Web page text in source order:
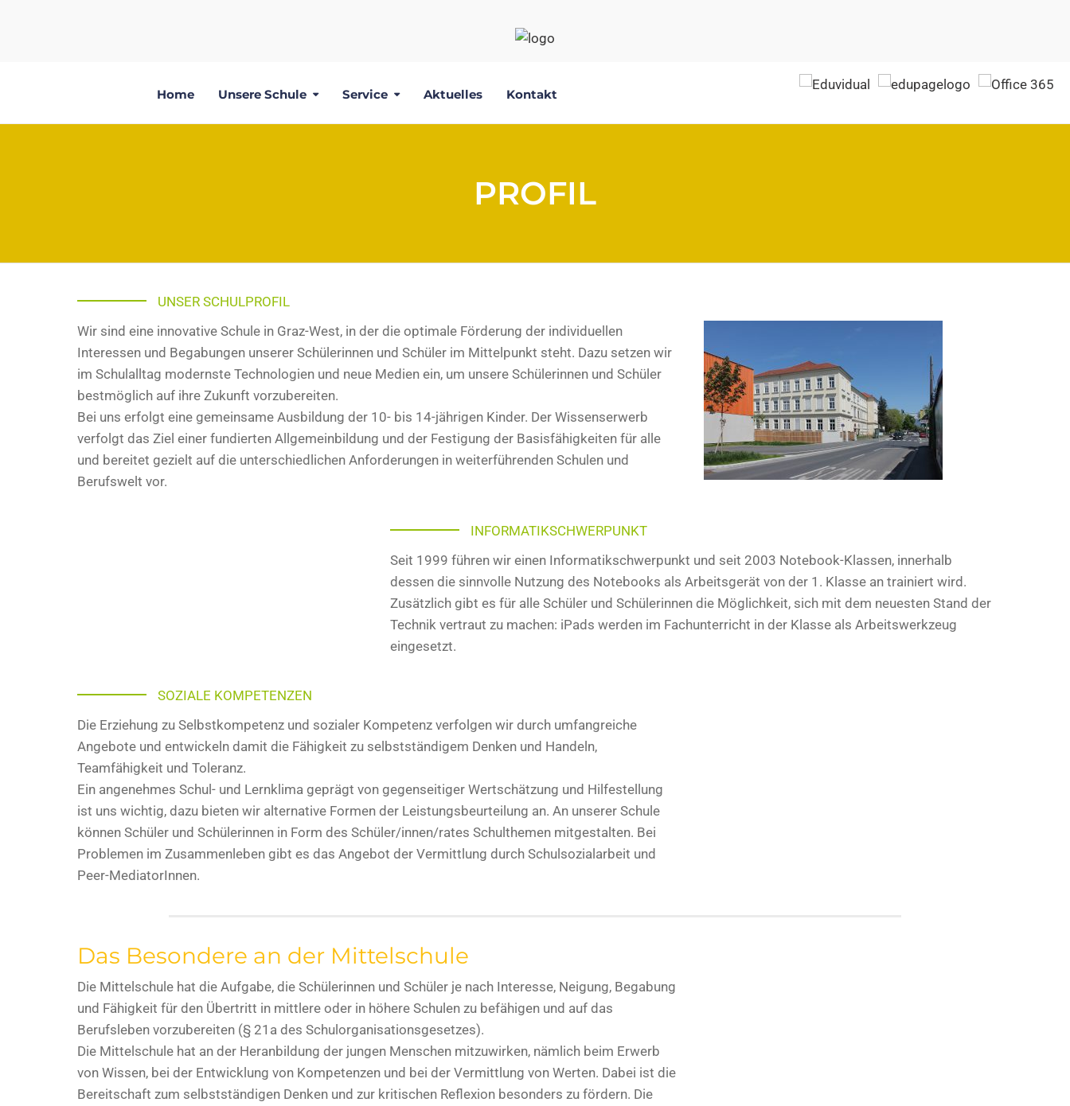
Home Unsere Schule Service Aktuelles Kontakt
PROFIL
UNSER SCHULPROFIL
Wir sind eine innovative Schule in Graz-West, in der die optimale Förderung der individuellen
Interessen und Begabungen unserer Schülerinnen und Schüler im Mittelpunkt steht. Dazu setzen wir
im Schulalltag modernste Technologien und neue Medien ein, um unsere Schülerinnen und Schüler
bestmöglich auf ihre Zukunft vorzubereiten.
Bei uns erfolgt eine gemeinsame Ausbildung der 10- bis 14-jährigen Kinder. Der Wissenserwerb
verfolgt das Ziel einer fundierten Allgemeinbildung und der Festigung der Basisfähigkeiten für alle
und bereitet gezielt auf die unterschiedlichen Anforderungen in weiterführenden Schulen und
Berufswelt vor.
INFORMATIKSCHWERPUNKT
Seit 1999 führen wir einen Informatikschwerpunkt und seit 2003 Notebook-Klassen, innerhalb
dessen die sinnvolle Nutzung des Notebooks als Arbeitsgerät von der 1. Klasse an trainiert wird.
Zusätzlich gibt es für alle Schüler und Schülerinnen die Möglichkeit, sich mit dem neuesten Stand der
Technik vertraut zu machen: iPads werden im Fachunterricht in der Klasse als Arbeitswerkzeug
eingesetzt.
SOZIALE KOMPETENZEN
Die Erziehung zu Selbstkompetenz und sozialer Kompetenz verfolgen wir durch umfangreiche
Angebote und entwickeln damit die Fähigkeit zu selbstständigem Denken und Handeln,
Teamfähigkeit und Toleranz.
Ein angenehmes Schul- und Lernklima geprägt von gegenseitiger Wertschätzung und Hilfestellung
ist uns wichtig, dazu bieten wir alternative Formen der Leistungsbeurteilung an. An unserer Schule
können Schüler und Schülerinnen in Form des Schüler/innen/rates Schulthemen mitgestalten. Bei
Problemen im Zusammenleben gibt es das Angebot der Vermittlung durch Schulsozialarbeit und
Peer-MediatorInnen.
Das Besondere an der Mittelschule
Die Mittelschule hat die Aufgabe, die Schülerinnen und Schüler je nach Interesse, Neigung, Begabung
und Fähigkeit für den Übertritt in mittlere oder in höhere Schulen zu befähigen und auf das
Berufsleben vorzubereiten (§ 21a des Schulorganisationsgesetzes).
Die Mittelschule hat an der Heranbildung der jungen Menschen mitzuwirken, nämlich beim Erwerb
von Wissen, bei der Entwicklung von Kompetenzen und bei der Vermittlung von Werten. Dabei ist die
Bereitschaft zum selbstständigen Denken und zur kritischen Reflexion besonders zu fördern. Die